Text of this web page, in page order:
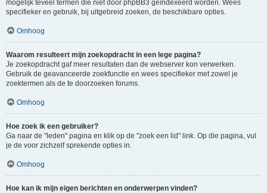
mogelijk teveel termen die niet door phpBB3 geïndexeerd worden. Wees
specifieker en gebruik, bij uitgebreid zoeken, de beschikbare opties.
Omhoog
Waarom resulteert mijn zoekopdracht in een lege pagina?
Je zoekopdracht gaf meer resultaten dan de webserver kon verwerken.
Gebruik de geavanceerde zoekfunctie en wees specifieker met zowel je
zoektermen als de te doorzoeken forums.
Omhoog
Hoe zoek ik een gebruiker?
Ga naar de "leden" pagina en klik op de "zoek een lid" link. Op die pagina, vul
je de voor zichzelf sprekende opties in.
Omhoog
Hoe kan ik mijn eigen berichten en onderwerpen vinden?